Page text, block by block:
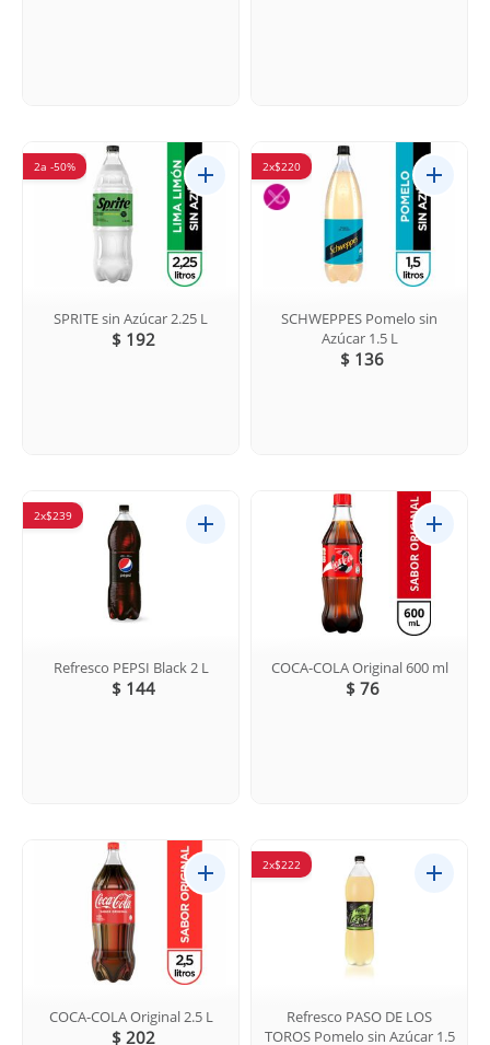
2a -50%
SPRITE sin Azúcar 2.25 L
$ 192
2x$220
SCHWEPPES Pomelo sin
Azúcar 1.5 L
$ 136
2x$239
Refresco PEPSI Black 2 L
$ 144
COCA-COLA Original 600 ml
$ 76
COCA-COLA Original 2.5 L
$ 202
2x$222
Refresco PASO DE LOS
TOROS Pomelo sin Azúcar 1.5